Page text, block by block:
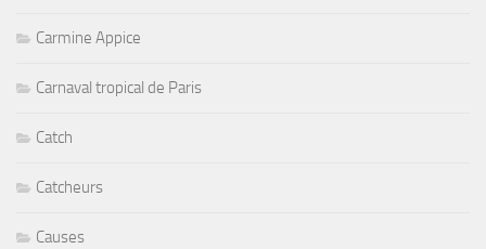
Carmine Appice
Carnaval tropical de Paris
Catch
Catcheurs
Causes